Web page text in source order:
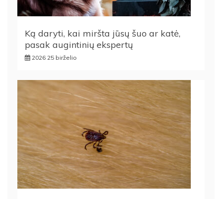
Ką daryti, kai miršta jūsų šuo ar katė,
pasak augintinių ekspertų
2026 25 birželio